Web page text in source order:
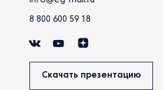
8 800 600 59 18
Скачать презентацию